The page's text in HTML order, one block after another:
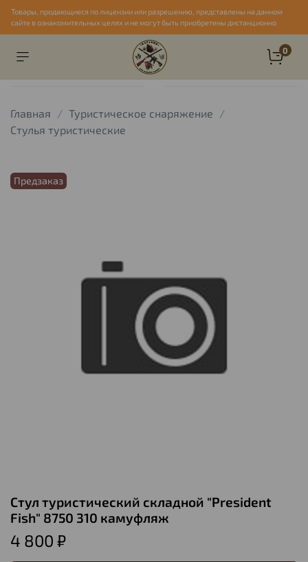
Товары, продающиеся по лицензии или разрешению, представлены на данном
сайте в ознакомительных целях и не могут быть приобретены дистанционно
0
Главная
Туристическое снаряжение
Стулья туристические
Предзаказ
Стул туристический складной "President
Fish" 8750 310 камуфляж
4 800 ₽